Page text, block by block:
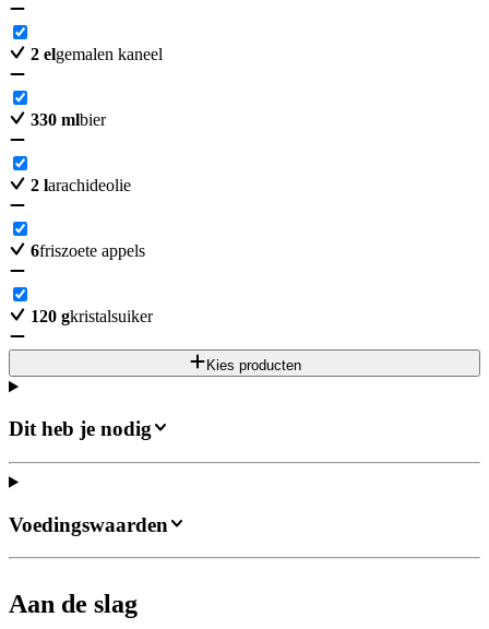
2 elgemalen kaneel
330 mlbier
2 larachideolie
6friszoete appels
120 gkristalsuiker
Kies producten
Dit heb je nodig
Aan de slag
Voedingswaarden